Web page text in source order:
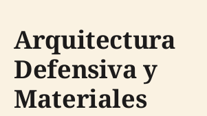
Arquitectura
Defensiva y
Materiales